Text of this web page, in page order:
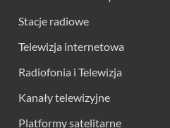
Stacje radiowe
Telewizja internetowa
Radiofonia i Telewizja
Kanały telewizyjne
Platformy satelitarne